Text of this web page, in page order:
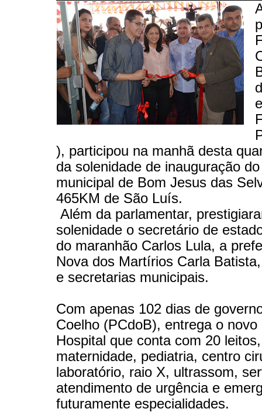
), participou na manhã desta
da solenidade de inauguração
municipal de Bom Jesus das
465KM de São Luís.
Além da parlamentar,
solenidade o secretário de
do maranhão Carlos Lula, a
Nova dos Martírios Carla
e secretarias municipais.
Com apenas 102 dias de
Coelho (PCdoB), entrega o novo
Hospital que conta com 20 leitos,
maternidade, pediatria, centro
laboratório, raio X, ultrassom,
atendimento de urgência e
futuramente especialidades.